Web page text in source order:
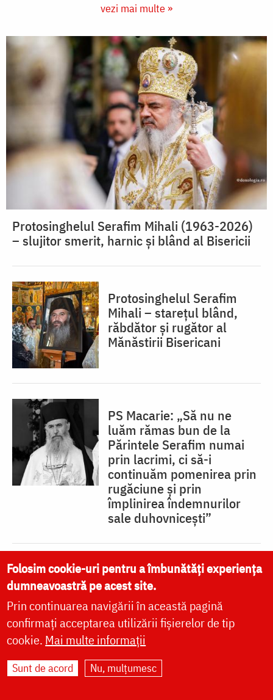
vezi mai multe »
Protosinghelul Serafim Mihali (1963-2026)
– slujitor smerit, harnic și blând al Bisericii
Protosinghelul Serafim
Mihali – starețul blând,
răbdător și rugător al
Mănăstirii Bisericani
PS Macarie: „Să nu ne
luăm rămas bun de la
Părintele Serafim numai
prin lacrimi, ci să-i
continuăm pomenirea prin
rugăciune și prin
împlinirea îndemnurilor
sale duhovnicești”
Gramata patriarhală de
întronizare a IPS Antonie
ca Mitropolit al Basarabiei
Folosim cookie-uri pentru a îmbunătăți experiența
dumneavoastră pe acest site.
Prin continuarea navigării în această pagină
confirmați acceptarea utilizării fișierelor de tip
cookie. Mai multe informații
Sunt de acord Nu, mulțumesc